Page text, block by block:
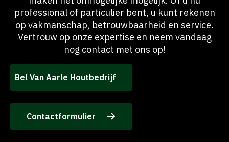
professional of particulier bent, u kunt rekenen
op vakmanschap, betrouwbaarheid en service.
Vertrouw op onze expertise en neem vandaag
nog contact met ons op!
Bel Van Aarle Houtbedrijf
Contactformulier